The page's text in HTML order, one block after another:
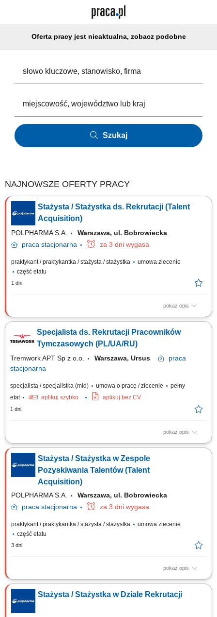
Oferta pracy jest nieaktualna, zobacz podobne
Szukaj
NAJNOWSZE OFERTY PRACY
Stażysta / Stażystka ds. Rekrutacji (Talent
Acquisition)
POLPHARMA S.A.
Warszawa, ul. Bobrowiecka
praca stacjonarna za 3 dni wygasa
praktykant / praktykantka / stażysta / stażystka
umowa zlecenie
część etatu
1 dni
pokaż opis
Zakres obowiązków: Wsparcie zespołu rekrutacyjnego w codziennych
umawianie rozmów, prowadzenie wstępnych wywiadów oraz
przekazywanie informacji zwrotnej. Organizacja i koordynacja spotkań
Specjalista ds. Rekrutacji Pracowników
Tymczasowych (PL/UA/RU)
Tremwork APT Sp z o.o. Warszawa, Ursus
praca
stacjonarna
specjalista / specjalistka (mid) umowa o pracę / zlecenie
pełny
etat
aplikuj szybko aplikuj bez CV
1 dni
pokaż opis
Zakres obowiązków: aktywne pozyskiwanie i rekrutacja kandydatów z
Ukrainy, Azji oraz innych krajów, prowadzenie procesów rekrutacyjnych
od publikacji ogłoszeń do zatrudnienia kandydata, przeprowadzanie
rozmów kwalifikacyjnych i selekcja kandydatów, budowanie bazy
kandydatów oraz...
Stażysta / Stażystka w Zespole
Pozyskiwania Talentów (Talent
Acquisition)
POLPHARMA S.A.
Warszawa, ul. Bobrowiecka
praca stacjonarna za 3 dni wygasa
praktykant / praktykantka / stażysta / stażystka
umowa zlecenie
część etatu
3 dni
pokaż opis
W Polpharmie tworzymy środowisko, w którym możesz zdobywać
doświadczenie i realnie wpływać na biznes już od pierwszego dnia. Jeśli
chcesz rozwijać się w obszarze rekrutacji i poznawać organizację „od
środka”, dołącz do naszego zespołu Talent Acquisition. Twój zakres...
Stażysta / Stażystka w Dziale Rekrutacji